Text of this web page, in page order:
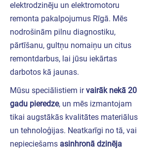
elektrodzinēju un elektromotoru
remonta pakalpojumus Rīgā. Mēs
nodrošinām pilnu diagnostiku,
pārtīšanu, gultņu nomaiņu un citus
remontdarbus, lai jūsu iekārtas
darbotos kā jaunas.
Mūsu speciālistiem irvairāk nekā 20
gadu pieredze, un mēs izmantojam
tikai augstākās kvalitātes materiālus
un tehnoloģijas. Neatkarīgi no tā, vai
nepieciešams asinhronā dzinēja